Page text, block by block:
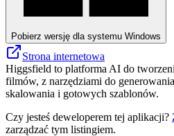
Pobierz wersję dla systemu Windows
Strona internetowa
Higgsfield to platforma AI do
filmów, z narzędziami do
skalowania i gotowych szablonów.
Czy jesteś deweloperem tej aplikacji?
zarządzać tym listingiem.